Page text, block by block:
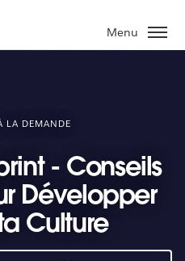
Menu
LA DEMANDE
- Conseils
Développer
Culture